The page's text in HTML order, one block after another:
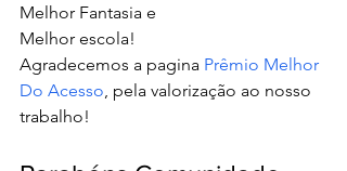
Melhor Fantasia e
Melhor escola!
Agradecemos a pagina Prêmio Melhor
Do Acesso, pela valorização ao nosso
trabalho!